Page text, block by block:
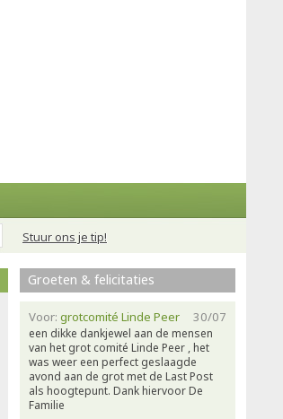
Stuur ons je tip!
Groeten & felicitaties
30/07
Voor: grotcomité Linde Peer
een dikke dankjewel aan de mensen
van het grot comité Linde Peer , het
was weer een perfect geslaagde
avond aan de grot met de Last Post
als hoogtepunt. Dank hiervoor De
Familie